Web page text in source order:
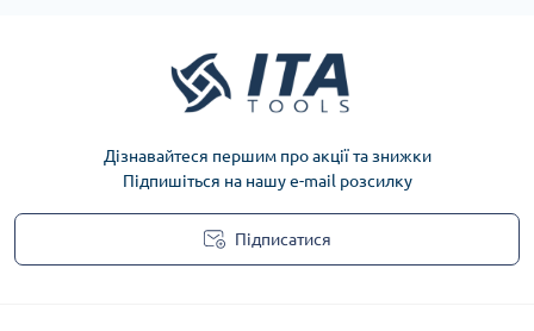
Дізнавайтеся першим про акції та знижки
Підпишіться на нашу e-mail розсилку
Підписатися